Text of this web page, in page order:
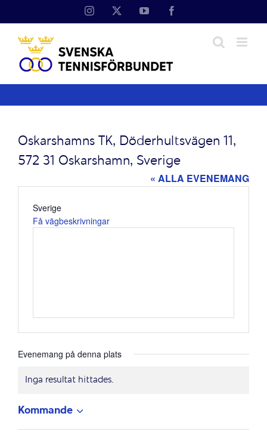
Instagram YouTube
Oskarshamns TK, Döderhultsvägen 11,
572 31 Oskarshamn, Sverige
« ALLA EVENEMANG
Adress
Sverige
Få vägbeskrivningar
Evenemang på denna plats
Notis
Inga resultat hittades.
Kommande
Välj